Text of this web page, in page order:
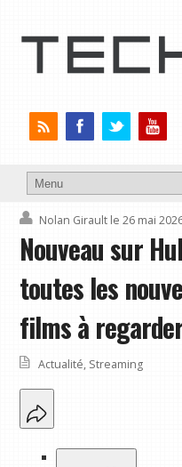
Nolan Girault le 26 mai
Nouveau sur
toutes les
films à
Actualité, Streaming